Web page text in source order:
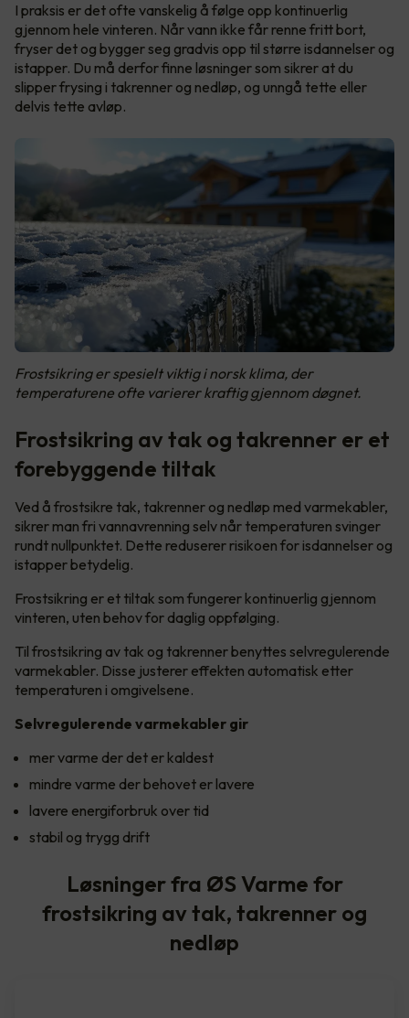
I praksis er det ofte vanskelig å følge opp kontinuerlig
gjennom hele vinteren. Når vann ikke får renne fritt bort,
fryser det og bygger seg gradvis opp til større isdannelser og
istapper. Du må derfor finne løsninger som sikrer at du
slipper frysing i takrenner og nedløp, og unngå tette eller
delvis tette avløp.
Frostsikring er spesielt viktig i norsk klima, der
temperaturene ofte varierer kraftig gjennom døgnet.
Frostsikring av tak og takrenner er et
forebyggende tiltak
Ved å frostsikre tak, takrenner og nedløp med varmekabler,
sikrer man fri vannavrenning selv når temperaturen svinger
rundt nullpunktet. Dette reduserer risikoen for isdannelser og
istapper betydelig.
Frostsikring er et tiltak som fungerer kontinuerlig gjennom
vinteren, uten behov for daglig oppfølging.
Til frostsikring av tak og takrenner benyttes selvregulerende
varmekabler. Disse justerer effekten automatisk etter
temperaturen i omgivelsene.
Selvregulerende varmekabler gir
mer varme der det er kaldest
mindre varme der behovet er lavere
lavere energiforbruk over tid
stabil og trygg drift
Løsninger fra ØS Varme for
frostsikring av tak, takrenner og
nedløp